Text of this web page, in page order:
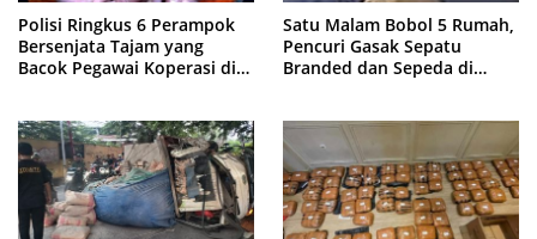
Polisi Ringkus 6 Perampok
Bersenjata Tajam yang
Bacok Pegawai Koperasi di
Satu Malam Bobol 5 Rumah,
Pencuri Gasak Sepatu
Branded dan Sepeda di